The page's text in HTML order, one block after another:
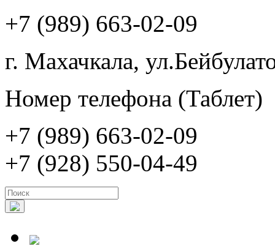
+7 (989) 663-02-09
г. Махачкала,
Номер телефона (Таблет)
+7 (989) 663-02-09
+7 (928) 550-04-49